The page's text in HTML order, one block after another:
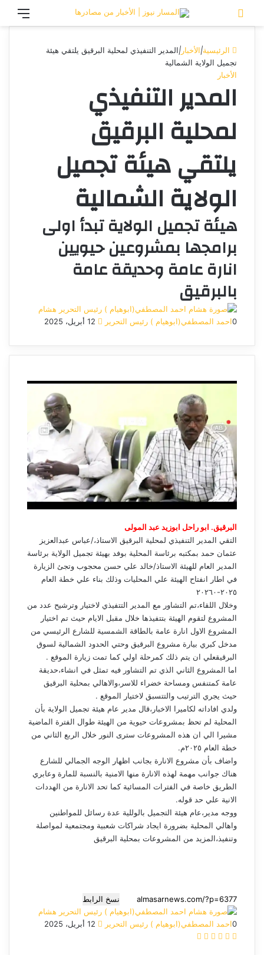
تسجيل الدخول
الرئيسية|الأخبار |المدير التنفيذي لمحلية البرقيق يلتقي هيئة
تجميل الولاية الشمالية
الأخبار
المدير التنفيذي
لمحلية البرقيق
يلتقي هيئة تجميل
الولاية الشمالية
هيئة تجميل الولاية تبدأ اولى
برامجها بمشروعين حيويين
انارة عامة وحديقة عامة
بالبرقيق
هشام
احمد المصطفي(ابوهيام ) رئيس التحرير
أرسل
إلكترونيا
12 أبريل، 2025 0
البرقيق. ابو راحل ابوزيد عبد المولى
التقي المدير التنفيذي لمحلية البرقيق الاستاذ،/عباس عبدالعزيز
عثمان حمد بمكتبه برئاسة المحلية بوفد بهيئة تجميل الولاية برئاسة
المدير العام للهيئة الاستاذ/خالد علي حسن محجوب وتجئ الزيارة
في اطار انفتاح الهيئة علي المحليات وذلك بناء علي خطة العام
٢٠٢٥-٢٠٢٦٠
وخلال اللقاء،تم التشاور مع المدير التتفيذي لاختيار وترشيح عدد من
المشروع لتقوم الهيئة بتتفيذها خلال مقبل الايام حيث تم اختيار
المشروع الاول انارة عامة بالطاقة الشمسية للشارع الرئيسي من
مدخل كبري بيارة مشروع البرقيق وحتي الحدود الشمالية لسوق
البرقيقعلي ان يتم ذلك كمرحلة اولي كما تمت زيارة الموقع .
اما المشروع الثاني الذي تم التشاور فيه تمثل في انشاء،حديقة
عامة كمتنفس ومساحة خضراء للاسر،والاهالي بمحلية البرقيق
حيث يجري الترتيب والتتسبق لاختيار الموقع .
ولدي افاداته لكاميرا الاخبار،قال مدير عام هيئة تجميل الولاية بأن
المحلية لم تحظ بمشروعات حيوية من الهيئة طوال الفترة الماضية
مشيرا الي ان هذه المشروعات سترى النور خلال الربع الثاني من
خطة العام ٢٠٢٥م.
واضاف بأن مشروع الانارة بجانب اظهار الوجه الجمالي للشارع
هناك جوانب مهمة لهذه الانارة منها الامنية بالنسبة للمارة وعابري
الطريق خاصة في الفترات المسائية كما تحد الانارة من الهددات
الانية علي حد قوله.
ووجه مدير،عام هيئة التجميل بالوللية عدة رسائل للمواطنين
واهالي المحلية بضرورة ايجاد شراكات شعبية ومجتمعية لمواصلة
وتنفيذ،المزيد من المشروعات بمحلية البرقيق
نسخ الرابط
هشام
احمد المصطفي(ابوهيام ) رئيس التحرير
أ12 أبريل، 2025
0
ف
م م و